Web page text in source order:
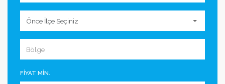
FİYAT MİN.